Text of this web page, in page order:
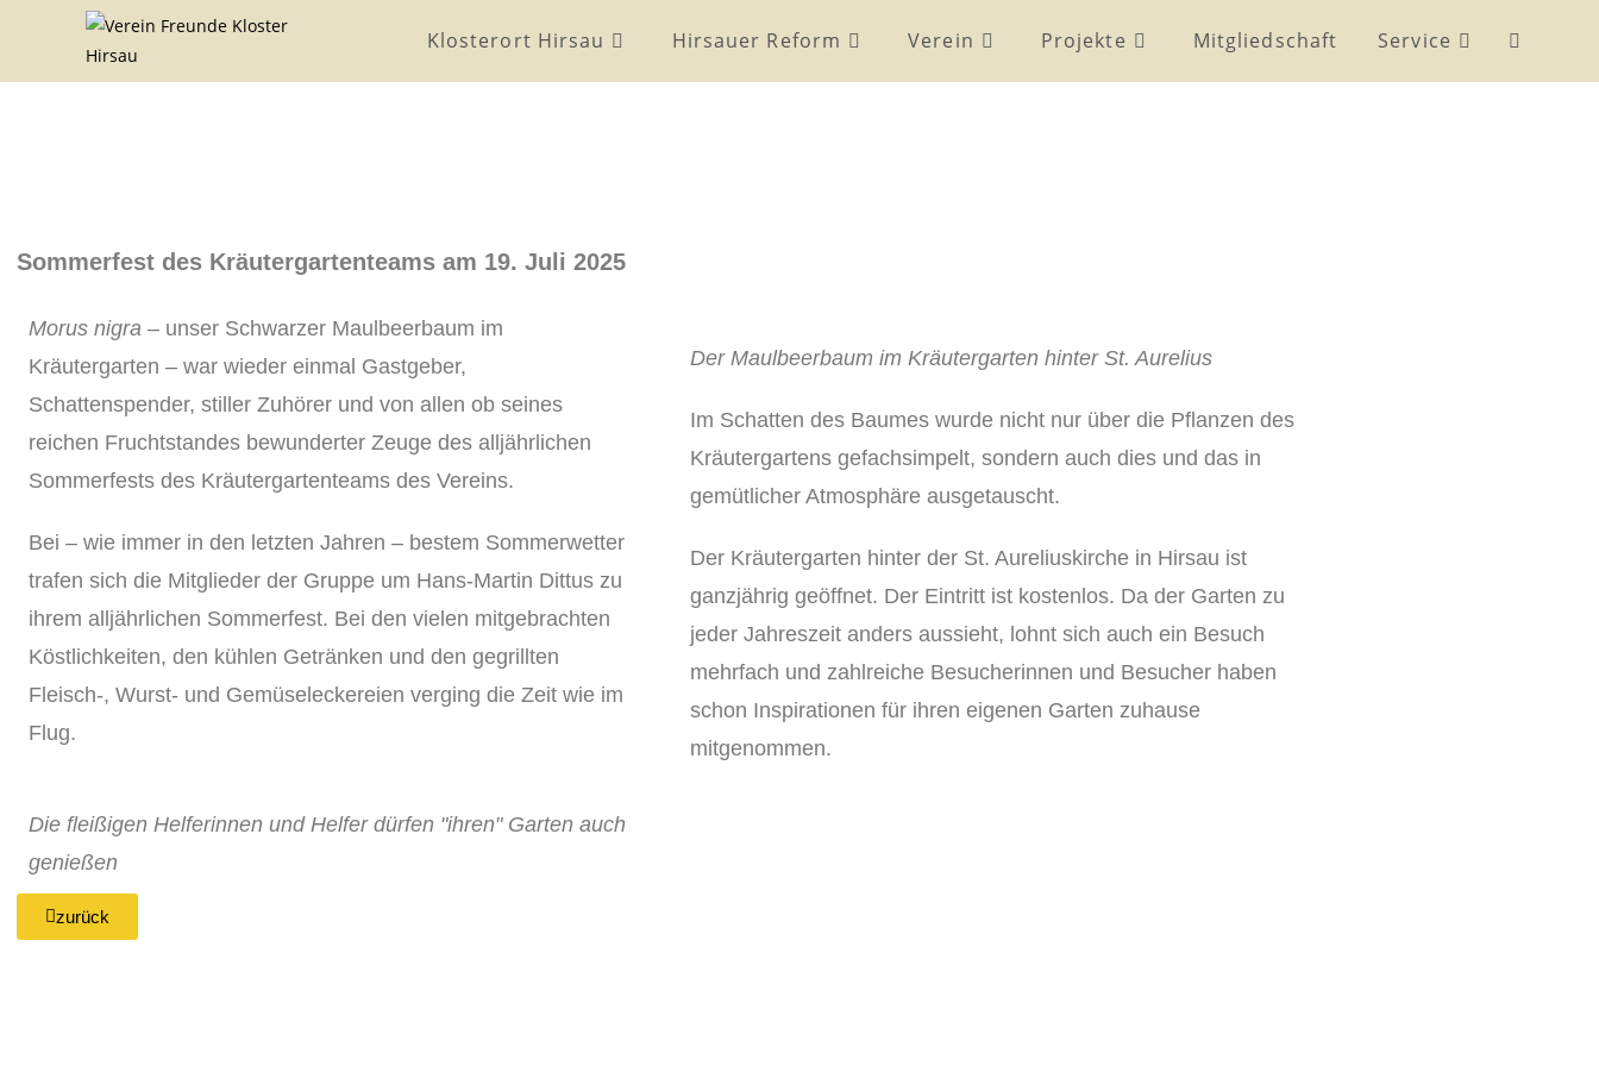
Klosterort Hirsau Hirsauer Reform Verein Projekte Mitgliedschaft Service
Sommerfest des Kräutergartenteams am 19. Juli 2025
Morus nigra – unser Schwarzer Maulbeerbaum im
Kräutergarten – war wieder einmal Gastgeber,
Schattenspender, stiller Zuhörer und von allen ob seines
reichen Fruchtstandes bewunderter Zeuge des alljährlichen
Sommerfests des Kräutergartenteams des Vereins.
Bei – wie immer in den letzten Jahren – bestem Sommerwetter
trafen sich die Mitglieder der Gruppe um Hans-Martin Dittus zu
ihrem alljährlichen Sommerfest. Bei den vielen mitgebrachten
Köstlichkeiten, den kühlen Getränken und den gegrillten
Fleisch-, Wurst- und Gemüseleckereien verging die Zeit wie im
Flug.
Die fleißigen Helferinnen und Helfer dürfen "ihren" Garten auch
genießen
Der Maulbeerbaum im Kräutergarten hinter St. Aurelius
Im Schatten des Baumes wurde nicht nur über die Pflanzen des
Kräutergartens gefachsimpelt, sondern auch dies und das in
gemütlicher Atmosphäre ausgetauscht.
Der Kräutergarten hinter der St. Aureliuskirche in Hirsau ist
ganzjährig geöffnet. Der Eintritt ist kostenlos. Da der Garten zu
jeder Jahreszeit anders aussieht, lohnt sich auch ein Besuch
mehrfach und zahlreiche Besucherinnen und Besucher haben
schon Inspirationen für ihren eigenen Garten zuhause
mitgenommen.
zurück